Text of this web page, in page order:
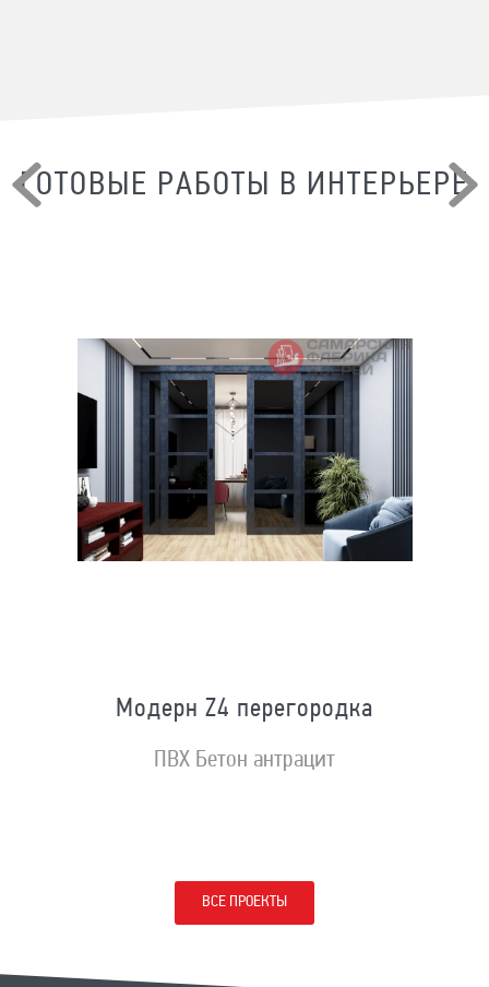
ГОТОВЫЕ РАБОТЫ В ИНТЕРЬЕРЕ
Модерн Z4 перегородка
ПВХ Бетон антрацит
ВСЕ ПРОЕКТЫ